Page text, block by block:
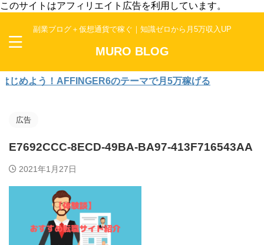
このサイトはアフィリエイト広告を利用しています。
副業ブログ＋仮想通貨で稼ぐ｜知識ゼロから月5万収入UP
MURO BLOG
よう！AFFINGER6のテーマで月5万稼げる
広告
E7692CCC-8ECD-49BA-BA97-413F716543AA
2021年1月27日